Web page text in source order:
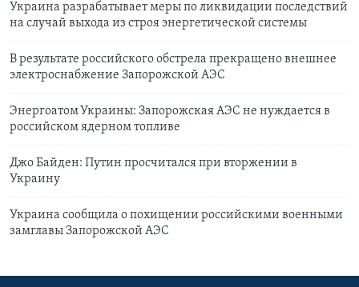
Украина разрабатывает меры по ликвидации последствий
на случай выхода из строя энергетической системы
В результате российского обстрела прекращено внешнее
электроснабжение Запорожской АЭС
Энергоатом Украины: Запорожская АЭС не нуждается в
российском ядерном топливе
Джо Байден: Путин просчитался при вторжении в
Украину
Украина сообщила о похищении российскими военными
замглавы Запорожской АЭС